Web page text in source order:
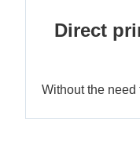
Direct
Without the